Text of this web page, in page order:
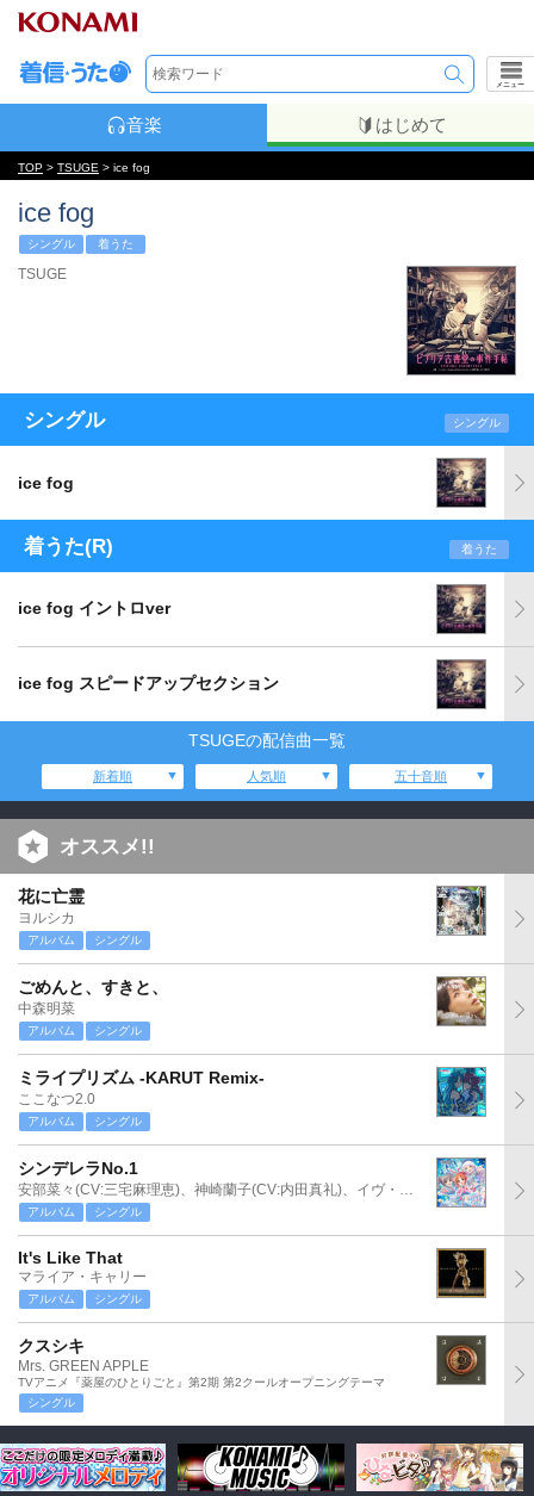
メニュー
音楽 はじめて
TOP > TSUGE > ice fog
ice fog
シングル 着うた
TSUGE
シングル シングル
ice fog
着うた(R) 着うた
ice fog イントロver
ice fog スピードアップセクション
TSUGEの配信曲一覧
新着順 人気順 五十音順
オススメ!!
花に亡霊
ヨルシカ
アルバム シングル
ごめんと、すきと、
中森明菜
アルバム シングル
ミライプリズム -KARUT Remix-
ここなつ2.0
アルバム シングル
シンデレラNo.1
安部菜々(CV:三宅麻理恵)、神崎蘭子(CV:内田真礼)、イヴ・サンタクロース(CV:松永あかね)
アルバム シングル
It's Like That
マライア・キャリー
アルバム シングル
クスシキ
Mrs. GREEN APPLE
TVアニメ『薬屋のひとりごと』第2期 第2クールオープニングテーマ
シングル